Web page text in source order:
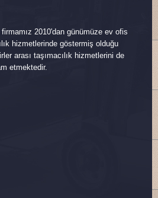
2010'dan günümüze ev ofis
hizmetlerinde göstermiş olduğu
arası taşımacılık hizmetlerini de
etmektedir.